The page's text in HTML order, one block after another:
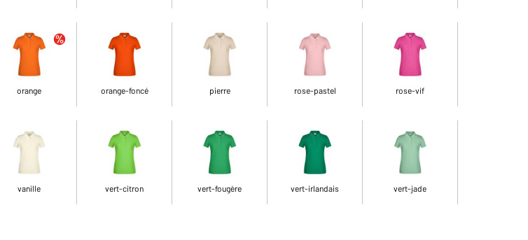
orange orange-foncé pierre rose-pastel rose-vif
vanille vert-citron vert-fougère vert-irlandais vert-jade